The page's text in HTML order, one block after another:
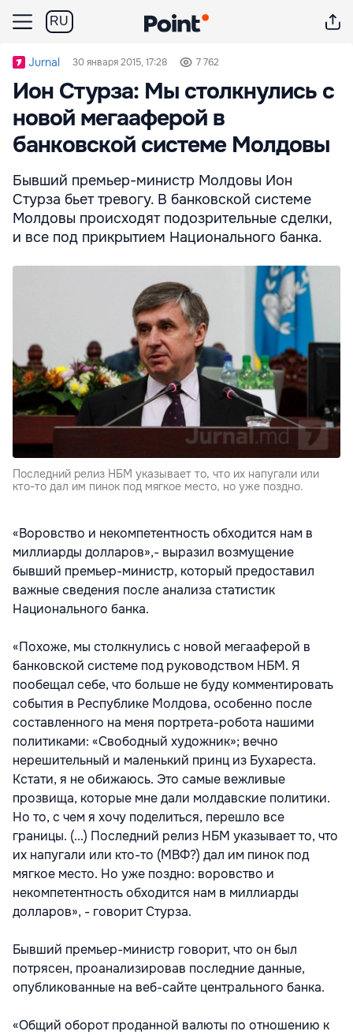
RU
Jurnal 30 января 2015, 17:28 7 762
Ион Стурза: Мы столкнулись с
новой мегааферой в
банковской системе Молдовы
Бывший премьер-министр Молдовы Ион
Стурза бьет тревогу. В банковской системе
Молдовы происходят подозрительные сделки,
и все под прикрытием Национального банка.
Последний релиз НБМ указывает то, что их напугали или
кто-то дал им пинок под мягкое место, но уже поздно.
«Воровство и некомпетентность обходится нам в
миллиарды долларов»,- выразил возмущение
бывший премьер-министр, который предоставил
важные сведения после анализа статистик
Национального банка.
«Похоже, мы столкнулись с новой мегааферой в
банковской системе под руководством НБМ. Я
пообещал себе, что больше не буду комментировать
события в Республике Молдова, особенно после
составленного на меня портрета-робота нашими
политиками: «Свободный художник»; вечно
нерешительный и маленький принц из Бухареста.
Кстати, я не обижаюсь. Это самые вежливые
прозвища, которые мне дали молдавские политики.
Но то, с чем я хочу поделиться, перешло все
границы. (...) Последний релиз НБМ указывает то, что
их напугали или кто-то (МВФ?) дал им пинок под
мягкое место. Но уже поздно: воровство и
некомпетентность обходится нам в миллиарды
долларов», - говорит Стурза.
Бывший премьер-министр говорит, что он был
потрясен, проанализировав последние данные,
опубликованные на веб-сайте центрального банка.
«Общий оборот проданной валюты по отношению к